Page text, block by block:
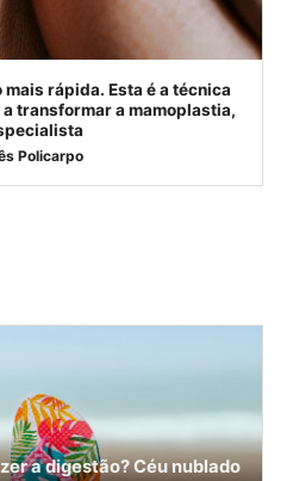
rápida. Esta é a técnica
transformar a mamoplastia,
Policarpo
a digestão? Céu nublado